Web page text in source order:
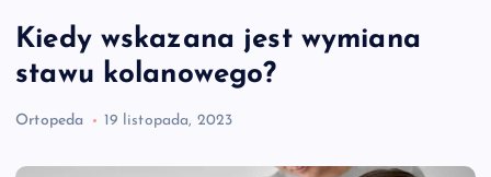
Kiedy wskazana jest wymiana
stawu kolanowego?
Ortopeda 19 listopada, 2023